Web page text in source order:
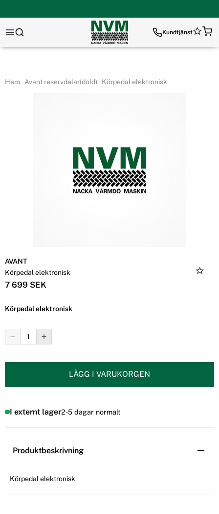
Kundtjänst
Hem Avant reservdelar(dold) Körpedal elektronisk
AVANT
Körpedal elektronisk
7 699 SEK
Körpedal elektronisk
LÄGG I VARUKORGEN
I externt lager2-5 dagar normalt
Produktbeskrivning
Körpedal elektronisk